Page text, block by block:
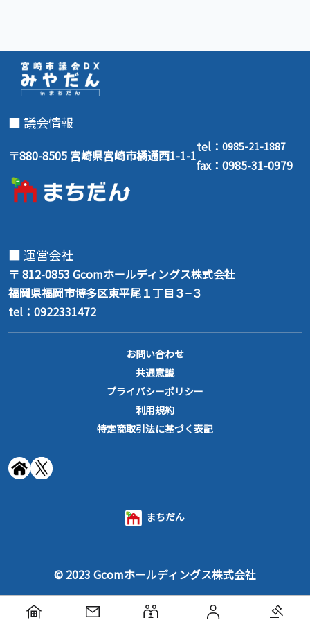
■ 議会情報
〒880-8505 宮崎県宮崎市橘通西1-1-1
tel： 0985-21-1887
fax：0985-31-0979
■ 運営会社
〒 812-0853 Gcomホールディングス株式会社
福岡県福岡市博多区東平尾１丁目３−３
tel：0922331472
お問い合わせ
共通意識
プライバシーポリシー
利用規約
特定商取引法に基づく表記
まちだん
© 2023 Gcomホールディングス株式会社